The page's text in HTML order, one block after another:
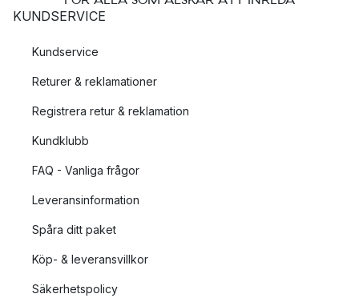
KUNDSERVICE
Kundservice
Returer & reklamationer
Registrera retur & reklamation
Kundklubb
FAQ - Vanliga frågor
Leveransinformation
Spåra ditt paket
Köp- & leveransvillkor
Säkerhetspolicy